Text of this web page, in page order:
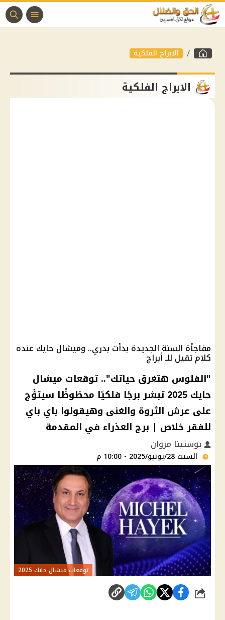
الابراج الفلكية
الابراج الفلكية
مفاجأة السنة الجديدة بدأت بدري.. وميشال حايك عنده
كلام تقيل للـ أبراج
"الفلوس هتغرق حياتك".. توقعات ميشال
حايك 2025 تبشر برجًا فلكيًا محظوظًا سيتوَّج
على عرش الثروة والغنى وهيقولوا باي باي
للفقر خلاص | برج العذراء في المقدمة
يوستينا مروان
السبت 28/يونيو/2025 - 10:00 م
توقعات ميشال حايك 2025
شارك